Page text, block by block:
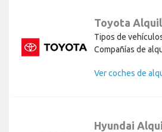
Toyota
Tipos de
Compañías de
Ver coches de
Hyundai